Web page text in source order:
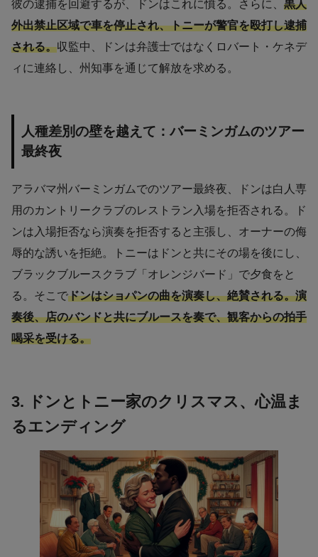
彼の逮捕を回避するが、ドンはこれに憤る。さらに、 黒人
外出禁止区域で車を停止され、トニーが警官を殴打し逮捕
される。収監中、ドンは弁護士ではなくロバート・ケネデ
ィに連絡し、州知事を通じて解放を求める。
人種差別の壁を越えて：バーミンガムのツアー
最終夜
アラバマ州バーミンガムでのツアー最終夜、ドンは白人専
用のカントリークラブのレストラン入場を拒否される。ド
ンは入場拒否なら演奏を拒否すると主張し、オーナーの侮
辱的な誘いを拒絶。トニーはドンと共にその場を後にし、
ブラックブルースクラブ「オレンジバード」で夕食をと
る。そこでドンはショパンの曲を演奏し、絶賛される。演
奏後、店のバンドと共にブルースを奏で、観客からの拍手
喝采を受ける。
3. ドンとトニー家のクリスマス、心温ま
るエンディング